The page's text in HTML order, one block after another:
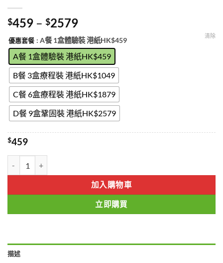
$459 – $2579Price
range:
$459
through
$2579
優惠套餐 : A餐 1盒體驗裝 港紙HK$459
A餐 1盒體驗裝 港紙HK$459
B餐 3盒療程裝 港紙HK$1049
C餐 6盒療程裝 港紙HK$1879
D餐 9盒鞏固裝 港紙HK$2579
清除
$459
加入購物車
立即購買
描述